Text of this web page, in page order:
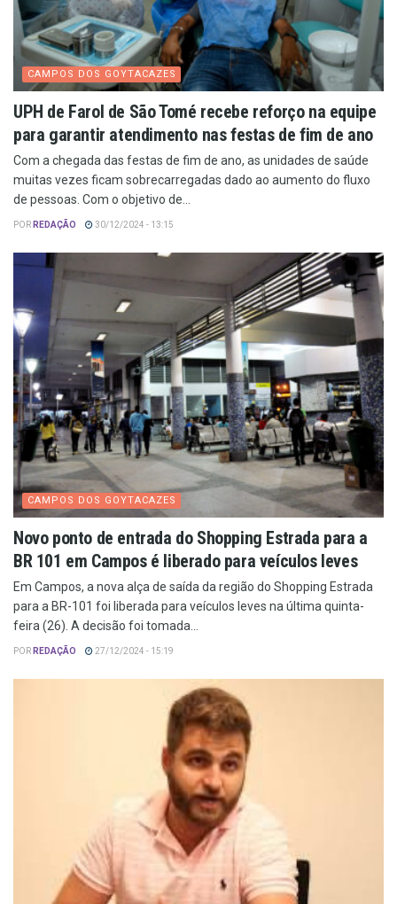
CAMPOS DOS GOYTACAZES
UPH de Farol de São Tomé recebe reforço na equipe
para garantir atendimento nas festas de fim de ano
Com a chegada das festas de fim de ano, as unidades de saúde
muitas vezes ficam sobrecarregadas dado ao aumento do fluxo
de pessoas. Com o objetivo de...
POR REDAÇÃO 30/12/2024 - 13:15
CAMPOS DOS GOYTACAZES
Novo ponto de entrada do Shopping Estrada para a
BR 101 em Campos é liberado para veículos leves
Em Campos, a nova alça de saída da região do Shopping Estrada
para a BR-101 foi liberada para veículos leves na última quinta-
feira (26). A decisão foi tomada...
POR REDAÇÃO 27/12/2024 - 15:19